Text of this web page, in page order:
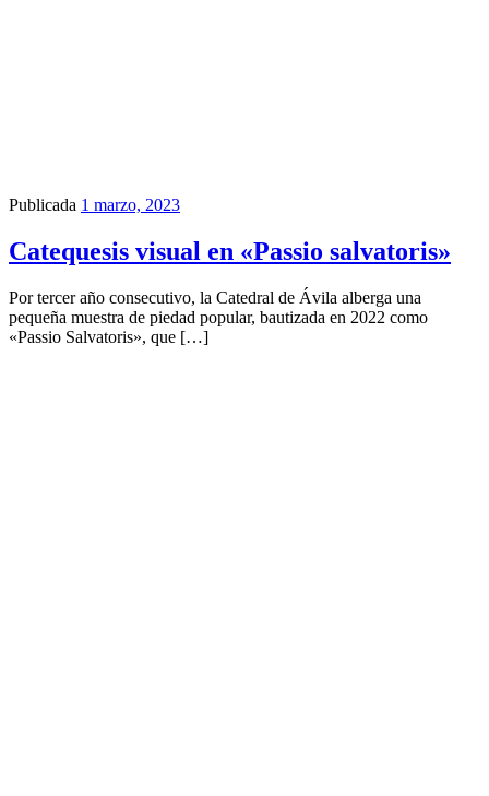
Publicada 1 marzo, 2023
Catequesis visual en «Passio salvatoris»
Por tercer año consecutivo, la Catedral de Ávila alberga una
pequeña muestra de piedad popular, bautizada en 2022 como
«Passio Salvatoris», que […]